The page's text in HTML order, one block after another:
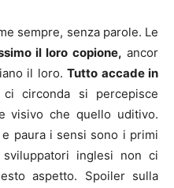
sempre, senza parole. Le
il loro copione, ancor
il loro.Tutto accade in
circonda si percepisce
visivo che quello uditivo.
paura i sensi sono i primi
inglesi non ci
aspetto. Spoiler sulla